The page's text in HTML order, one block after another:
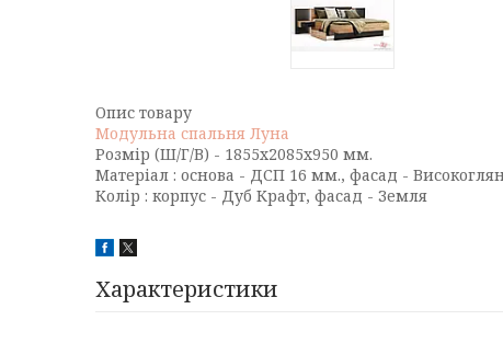
Опис товару
Модульна спальня Луна
Розмір (Ш/Г/В) - 1855х2085х950 мм.
Матеріал : основа - ДСП 16 мм., фасад -
Колір : корпус - Дуб Крафт, фасад - Земля
Характеристики